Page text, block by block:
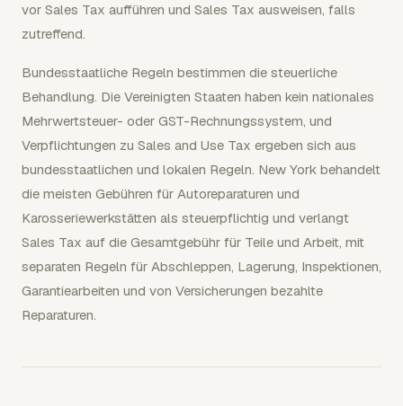
vor Sales Tax aufführen und Sales Tax ausweisen, falls
zutreffend.
Bundesstaatliche Regeln bestimmen die steuerliche
Behandlung. Die Vereinigten Staaten haben kein nationales
Mehrwertsteuer- oder GST-Rechnungssystem, und
Verpflichtungen zu Sales and Use Tax ergeben sich aus
bundesstaatlichen und lokalen Regeln. New York behandelt
die meisten Gebühren für Autoreparaturen und
Karosseriewerkstätten als steuerpflichtig und verlangt
Sales Tax auf die Gesamtgebühr für Teile und Arbeit, mit
separaten Regeln für Abschleppen, Lagerung, Inspektionen,
Garantiearbeiten und von Versicherungen bezahlte
Reparaturen.